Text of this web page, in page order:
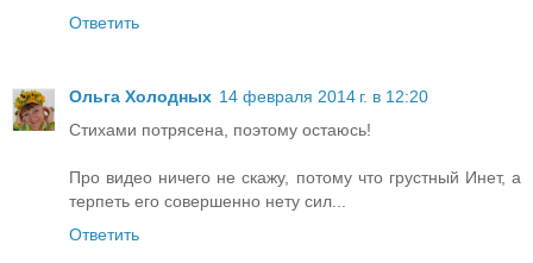
Ответить
Ольга Холодных 14 февраля 2014 г. в 12:20
Стихами потрясена, поэтому остаюсь!
Про видео ничего не скажу, потому что грустный Инет, а
терпеть его совершенно нету сил...
Ответить